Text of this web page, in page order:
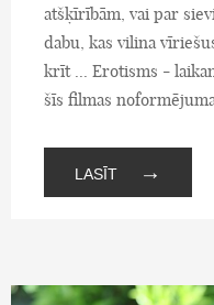
atšķīrībām, vai par
dabu, kas vilina
krīt ... Erotisms -
šīs filmas
LASĪT →